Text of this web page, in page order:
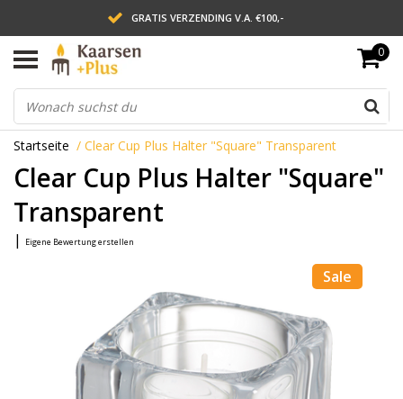
GRATIS VERZENDING V.A. €100,-
LEVERING BINNEN 2 WERKDAGEN
ACHTERAF BETALEN VIA AFTERPAY
0
Startseite / Clear Cup Plus Halter "Square" Transparent
Clear Cup Plus Halter "Square"
Transparent
| Eigene Bewertung erstellen
Sale